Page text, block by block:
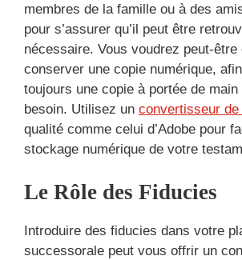
membres de la famille ou à des
pour s’assurer qu’il peut être
nécessaire. Vous voudrez peut-être
conserver une copie numérique,
toujours une copie à portée de
besoin. Utilisez un convertisseur
qualité comme celui d’Adobe pour
stockage numérique de votre
Le Rôle des Fiducies
Introduire des fiducies dans votre
successorale peut vous offrir un